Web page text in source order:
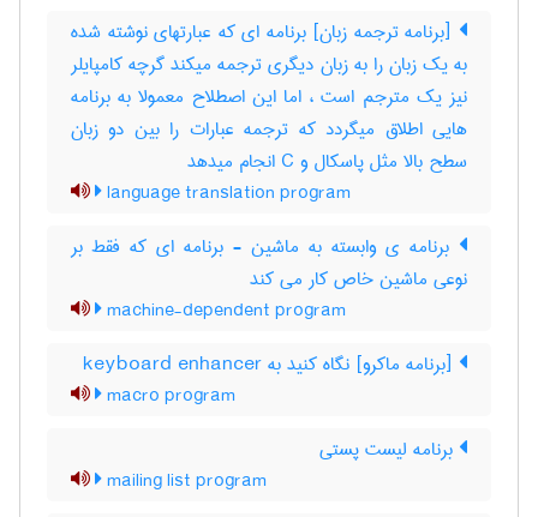
[برنامه ترجمه زبان] برنامه ای که عبارتهای نوشته شده
به یک زبان را به زبان دیگری ترجمه میکند گرچه کامپایلر
نیز یک مترجم است ، اما این اصطلاح معمولا به برنامه
هایی اطلاق میگردد که ترجمه عبارات را بین دو زبان
سطح بالا مثل پاسکال و ‎C انجام میدهد
language translation program
برنامه ی وابسته به ماشین - برنامه ای که فقط بر
نوعی ماشین خاص کار می کند
machine-dependent program
[برنامه ماکرو] نگاه کنید به ‎ keyboard enhancer
macro program
برنامه لیست پستی
mailing list program